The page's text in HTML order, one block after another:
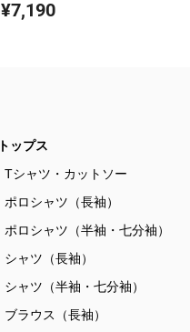
¥7,190
トップス
Tシャツ・カットソー
ポロシャツ（長袖）
ポロシャツ（半袖・七分袖）
シャツ（長袖）
シャツ（半袖・七分袖）
ブラウス（長袖）